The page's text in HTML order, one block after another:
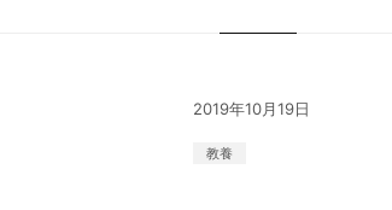
2019年10月19日
教養